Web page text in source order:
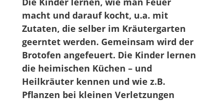
macht und darauf kocht, u.a. mit
Zutaten, die selber im Kräutergarten
geerntet werden. Gemeinsam wird der
Brotofen angefeuert. Die Kinder lernen
die heimischen Küchen – und
Heilkräuter kennen und wie z.B.
Pflanzen bei kleinen Verletzungen